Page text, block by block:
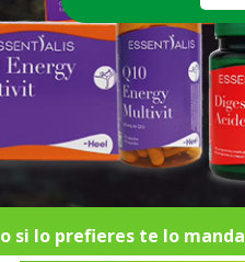
o si lo prefieres te lo